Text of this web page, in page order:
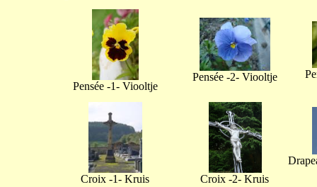
Pensée -1- Viooltje
Pensée -2- Viooltje
Croix -1- Kruis Croix -2- Kruis